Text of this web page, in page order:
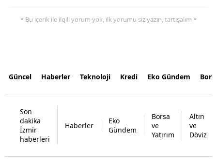
* Bu içerik ile ilgili yorum yok, ilk yorumu siz yazın, tartışalım *
Güncel Haberler Teknoloji Kredi Eko Gündem
Son
dakika
İzmir
haberleri
Haberler
Eko
Gündem
Borsa
ve
Yatırım
Altın
ve
Döviz